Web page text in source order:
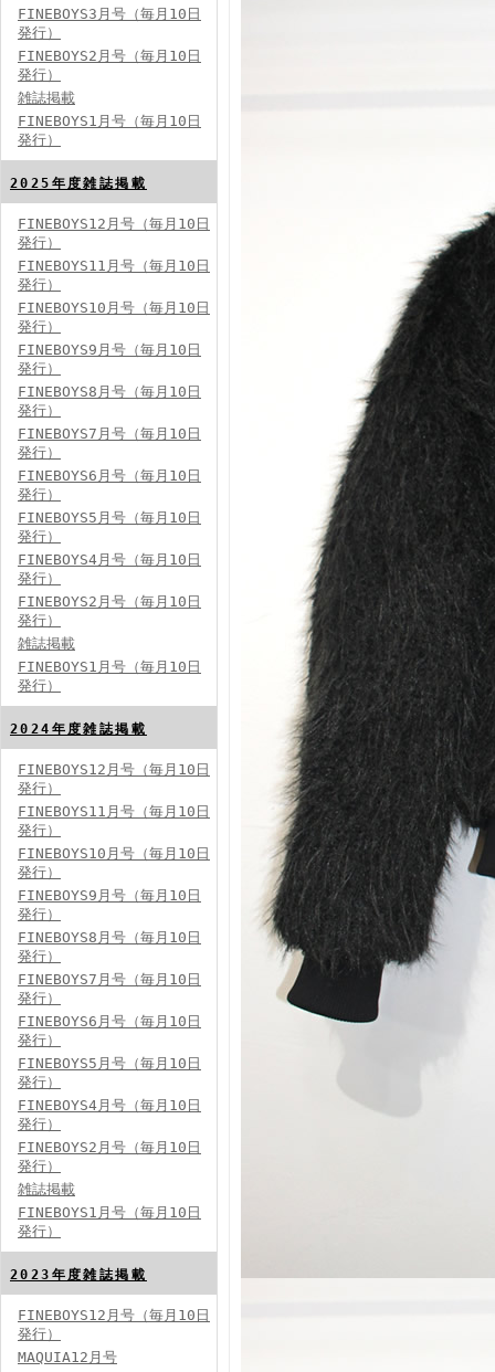
FINEBOYS2024年8月号
FINEBOYS2024年7月号
FINEBOYS2024年6月号
FINEBOYS2024年5月号
FINEBOYS2024年4月号
FINEBOYS2024年2月号
FINEBOYS3月号（毎月10日
発行）
FINEBOYS2月号（毎月10日
発行）
雑誌掲載
FINEBOYS1月号（毎月10日
発行）
2025年度雑誌掲載
FINEBOYS12月号（毎月10日
発行）
FINEBOYS11月号（毎月10日
発行）
FINEBOYS10月号（毎月10日
発行）
FINEBOYS9月号（毎月10日
発行）
FINEBOYS8月号（毎月10日
発行）
FINEBOYS7月号（毎月10日
発行）
FINEBOYS6月号（毎月10日
発行）
FINEBOYS5月号（毎月10日
発行）
FINEBOYS4月号（毎月10日
発行）
FINEBOYS2月号（毎月10日
発行）
雑誌掲載
FINEBOYS1月号（毎月10日
発行）
2024年度雑誌掲載
FINEBOYS12月号（毎月10日
発行）
FINEBOYS11月号（毎月10日
発行）
FINEBOYS10月号（毎月10日
発行）
FINEBOYS9月号（毎月10日
発行）
FINEBOYS8月号（毎月10日
発行）
FINEBOYS7月号（毎月10日
発行）
FINEBOYS6月号（毎月10日
発行）
FINEBOYS5月号（毎月10日
発行）
FINEBOYS4月号（毎月10日
発行）
FINEBOYS2月号（毎月10日
発行）
雑誌掲載
FINEBOYS1月号（毎月10日
発行）
2023年度雑誌掲載
FINEBOYS12月号（毎月10日
発行）
MAQUIA12月号